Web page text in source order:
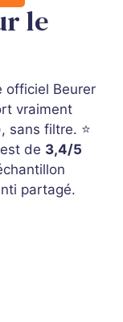
le
officiel Beurer
vraiment
sans filtre. ⭐
de 3,4/5
partagé.